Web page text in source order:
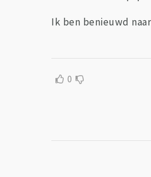
Ik ben benieuwd
0